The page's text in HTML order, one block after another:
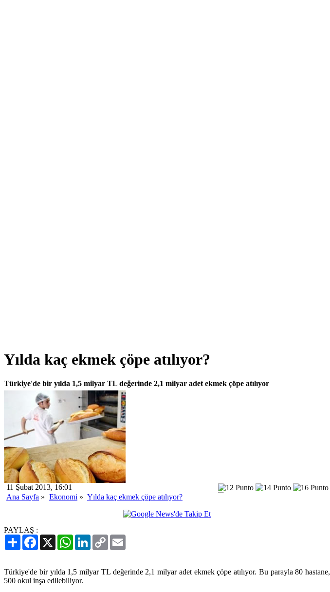
Yılda kaç ekmek çöpe atılıyor?
Türkiye'de bir yılda 1,5 milyar TL değerinde 2,1 milyar adet ekmek çöpe atılıyor
11 Şubat 2013, 16:01
Ana Sayfa » Ekonomi » Yılda kaç ekmek çöpe atılıyor?
PAYLAŞ :
PaylaşFacebook
X WhatsAppLinkedIn
Copy
Link
Türkiye'de bir yılda 1,5 milyar TL değerinde 2,1 milyar adet ekmek çöpe atılıyor. Bu parayla 80 hastane,
500 okul inşa edilebiliyor.